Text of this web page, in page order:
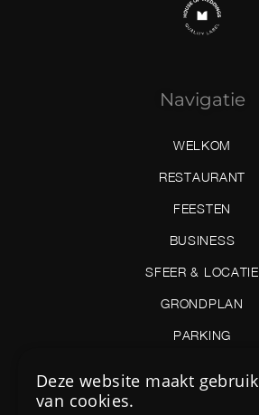
Navigatie
WELKOM
RESTAURANT
FEESTEN
BUSINESS
SFEER & LOCATIE
GRONDPLAN
PARKING
Deze website maakt gebruik
van cookies.